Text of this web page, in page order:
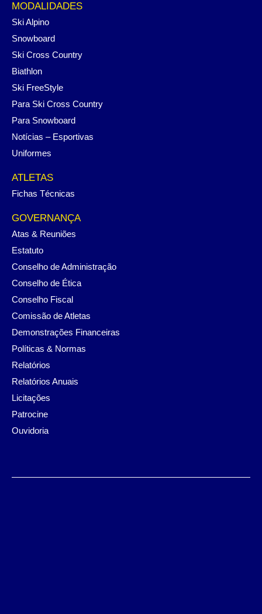
MODALIDADES
Ski Alpino
Snowboard
Ski Cross Country
Biathlon
Ski FreeStyle
Para Ski Cross Country
Para Snowboard
Notícias – Esportivas
Uniformes
ATLETAS
Fichas Técnicas
GOVERNANÇA
Atas & Reuniões
Estatuto
Conselho de Administração
Conselho de Ética
Conselho Fiscal
Comissão de Atletas
Demonstrações Financeiras
Políticas & Normas
Relatórios
Relatórios Anuais
Licitações
Patrocine
Ouvidoria